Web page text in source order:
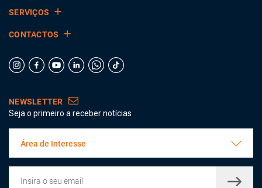
SERVIÇOS
CONTACTOS
NEWSLETTER
Seja o primeiro a receber notícias
Área de Interesse